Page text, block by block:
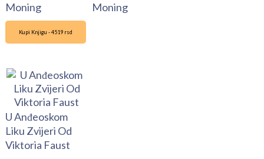
Moning
Moning
Kupi Knjigu - 4519 rsd
U Anđeoskom
Liku Zvijeri Od
Viktoria Faust